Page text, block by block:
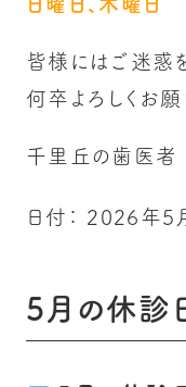
皆様にはご迷惑
何卒よろしくお願
千里丘の歯医者
日付： 2026年5
5月の休診